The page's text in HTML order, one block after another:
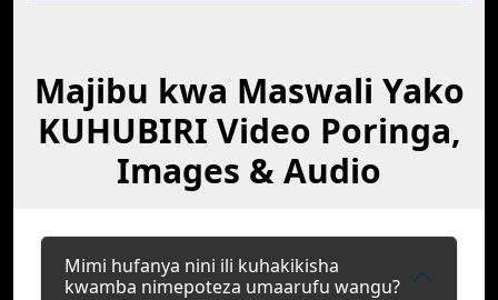
Majibu kwa Maswali Yako
KUHUBIRI Video Poringa,
Images & Audio
Mimi hufanya nini ili kuhakikisha
kwamba nimepoteza umaarufu wangu?